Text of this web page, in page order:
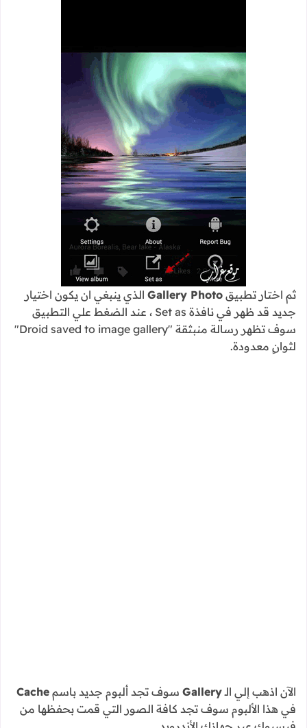
ثم اختار تطبيق Gallery Photo الذي ينبغي ان يكون اختيار
جديد قد ظهر في نافذة Set as ، عند الضغط علي التطبيق
سوف تظهر رسالة منبثقة "Droid saved to image gallery"
لثوانٍ معدودة.
الآن اذهب إلي الـGallery سوف تجد ألبوم جديد باسم Cache
في هذا الألبوم سوف تجد كافة الصور التي قمت بحفظها من